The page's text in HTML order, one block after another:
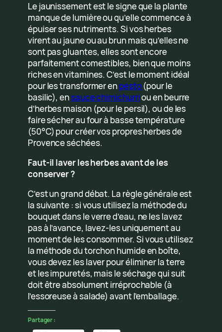
Le jaunissement est le signe que la plante
manque de lumière ou qu’elle commence à
épuiser ses nutriments. Si vos herbes
virent au jaune ou au brun mais qu’elles ne
sont pas gluantes, elles sont encore
parfaitement comestibles, bien que moins
riches en vitamines. C’est le moment idéal
pour les transformer enpesto(pour le
basilic), ensauce chimichurriou en beurre
d’herbes maison (pour le persil), ou de les
faire sécher au four à basse température
(50°C) pour créer vos propres herbes de
Provence séchées.
Faut-il laver les herbes avant de les
conserver ?
C’est un grand débat. La règle générale est
la suivante : si vous utilisez la méthode du
bouquet dans le verre d’eau, ne les lavez
pas à l’avance, lavez-les uniquement au
moment de les consommer. Si vous utilisez
la méthode du torchon humide en boîte,
vous devez les laver pour éliminer la terre
et les impuretés, mais le séchage qui suit
doit être absolument irréprochable (à
l’essoreuse à salade) avant l’emballage.
Partager :